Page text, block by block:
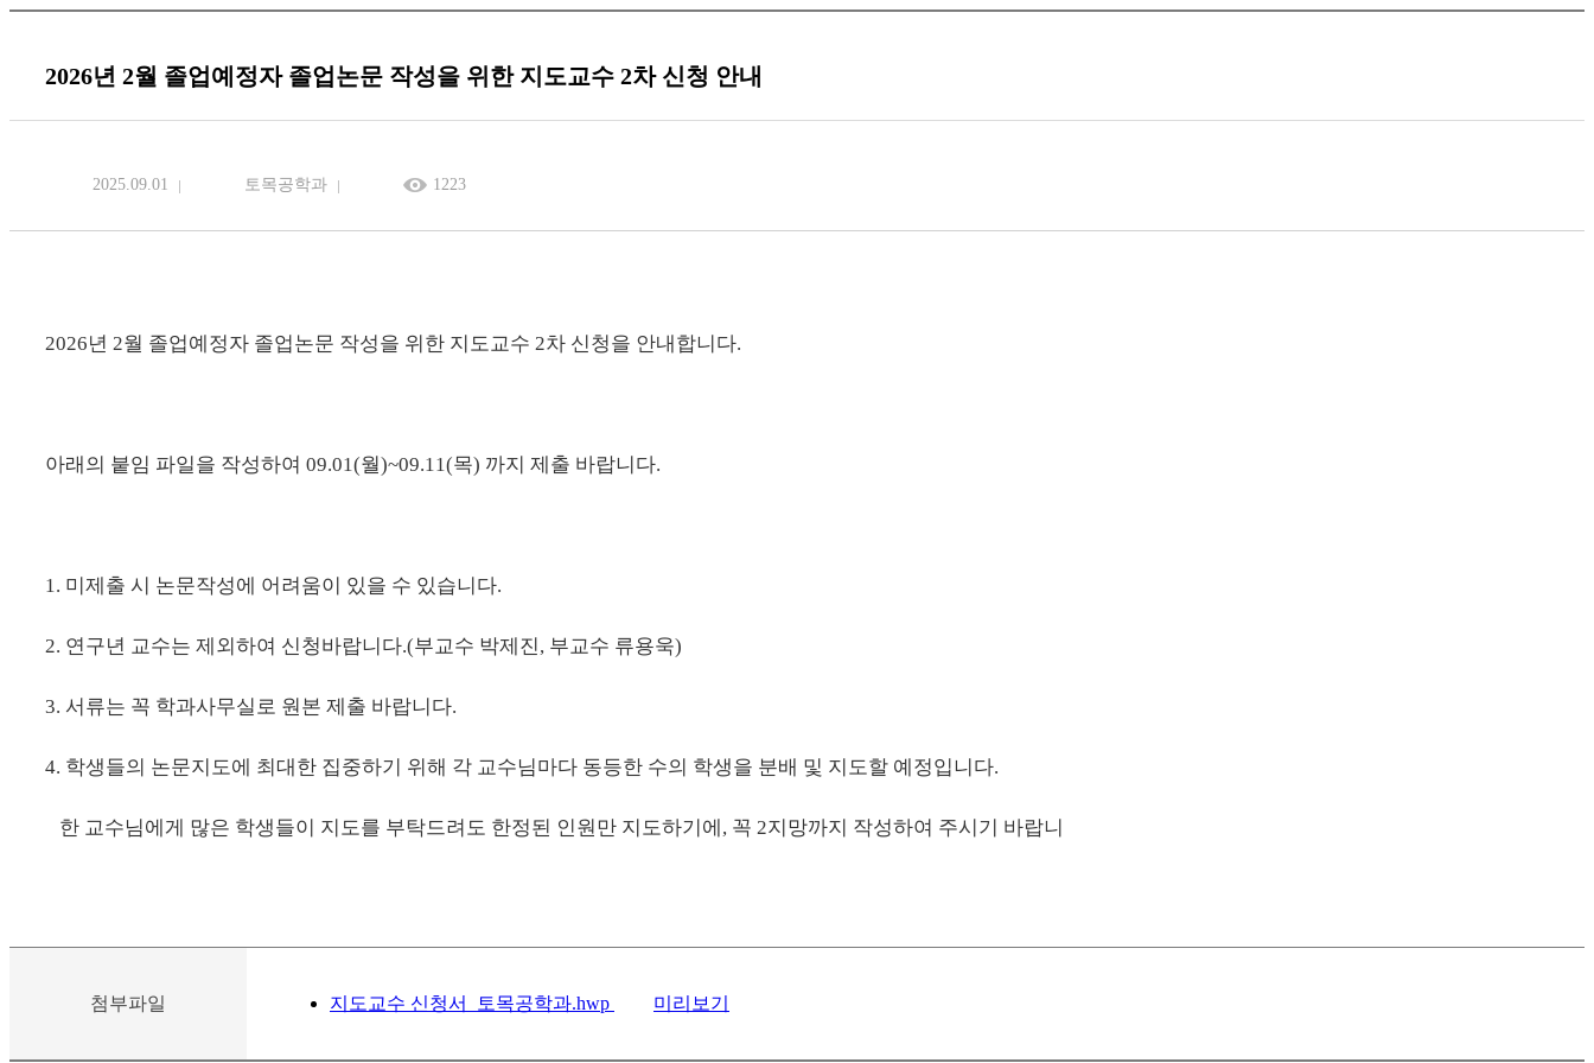
2026년 2월 졸업예정자 졸업논문 작성을 위한 지도교수 2차 신청 안내
2025.09.01 토목공학과 1223
2026년 2월 졸업예정자 졸업논문 작성을 위한 지도교수 2차 신청을 안내합니다.
아래의 붙임 파일을 작성하여 09.01(월)~09.11(목) 까지 제출 바랍니다.
1. 미제출 시 논문작성에 어려움이 있을 수 있습니다.
2. 연구년 교수는 제외하여 신청바랍니다.(부교수 박제진, 부교수 류용욱)
3. 서류는 꼭 학과사무실로 원본 제출 바랍니다.
4. 학생들의 논문지도에 최대한 집중하기 위해 각 교수님마다 동등한 수의 학생을 분배 및 지도할 예정입니다.
한 교수님에게 많은 학생들이 지도를 부탁드려도 한정된 인원만 지도하기에, 꼭 2지망까지 작성하여 주시기 바랍니
첨부파일 지도교수 신청서_토목공학과.hwp 미리보기